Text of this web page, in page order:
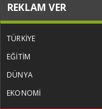
REKLAM VER
TÜRKİYE
EĞİTİM
DÜNYA
EKONOMİ